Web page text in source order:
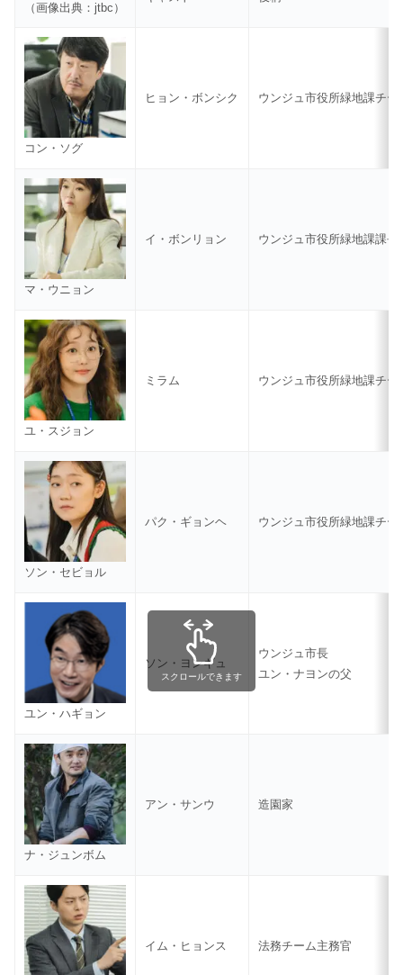
（画像出典：jtbc）
コン・ソグ
ヒョン・ボンシク ウンジュ市役所緑地課チー
マ・ウニョン
イ・ボンリョン ウンジュ市役所緑地課課長
ユ・スジョン
ミラム ウンジュ市役所緑地課チー
ソン・セビョル
パク・ギョンヘ ウンジュ市役所緑地課チー
ユン・ハギョン
ソン・ヨンギュ
ウンジュ市長
ユン・ナヨンの父
ナ・ジュンボム
アン・サンウ 造園家
イム・ヒョンス 法務チーム主務官
スクロールできます